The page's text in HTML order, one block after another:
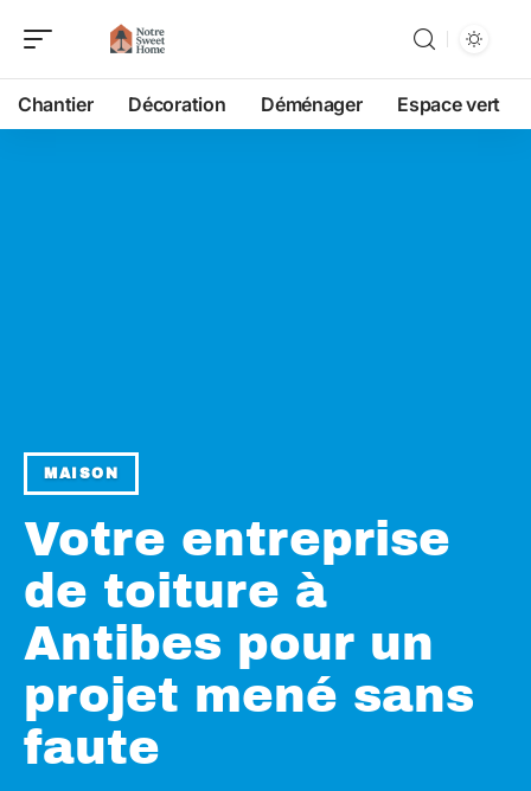
Chantier Décoration Déménager Espace vert
MAISON
Votre entreprise
de toiture à
Antibes pour un
projet mené sans
faute